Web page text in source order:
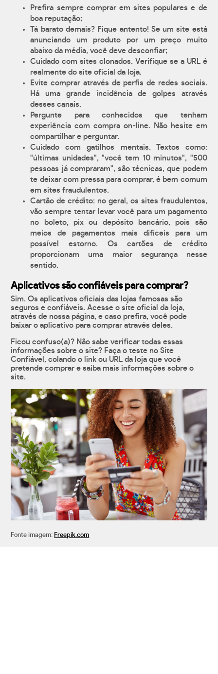
Prefira sempre comprar em sites populares e de
boa reputação;
Tá barato demais? Fique antento! Se um site está
anunciando um produto por um preço muito
abaixo da média, você deve desconfiar;
Cuidado com sites clonados. Verifique se a URL é
realmente do site oficial da loja.
Evite comprar através de perfis de redes sociais.
Há uma grande incidência de golpes através
desses canais.
Pergunte para conhecidos que tenham
experiência com compra on-line. Não hesite em
compartilhar e perguntar.
Cuidado com gatilhos mentais. Textos como:
"últimas unidades", "você tem 10 minutos", "500
pessoas já compraram", são técnicas, que podem
te deixar com pressa para comprar, é bem comum
em sites fraudulentos.
Cartão de crédito: no geral, os sites fraudulentos,
vão sempre tentar levar você para um pagamento
no boleto, pix ou depósito bancário, pois são
meios de pagamentos mais difíceis para um
possível estorno. Os cartões de crédito
proporcionam uma maior segurança nesse
sentido.
Aplicativos são confiáveis para comprar?
Sim. Os aplicativos oficiais das lojas famosas são
seguros e confiáveis. Acesse o site oficial da loja,
através de nossa página, e caso prefira, você pode
baixar o aplicativo para comprar através deles.
Ficou confuso(a)? Não sabe verificar todas essas
informações sobre o site? Faça o teste no Site
Confiável, colando o link ou URL da loja que você
pretende comprar e saiba mais informações sobre o
site.
Fonte imagem: Freepik.com